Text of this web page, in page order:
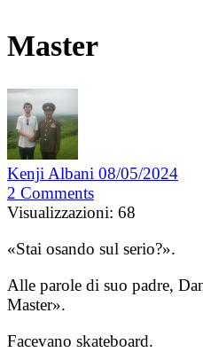
Master
Kenji Albani 08/05/2024
2 Comments
Visualizzazioni: 68
«Stai osando sul serio?».
Alle parole di suo padre,
Master».
Facevano skateboard.